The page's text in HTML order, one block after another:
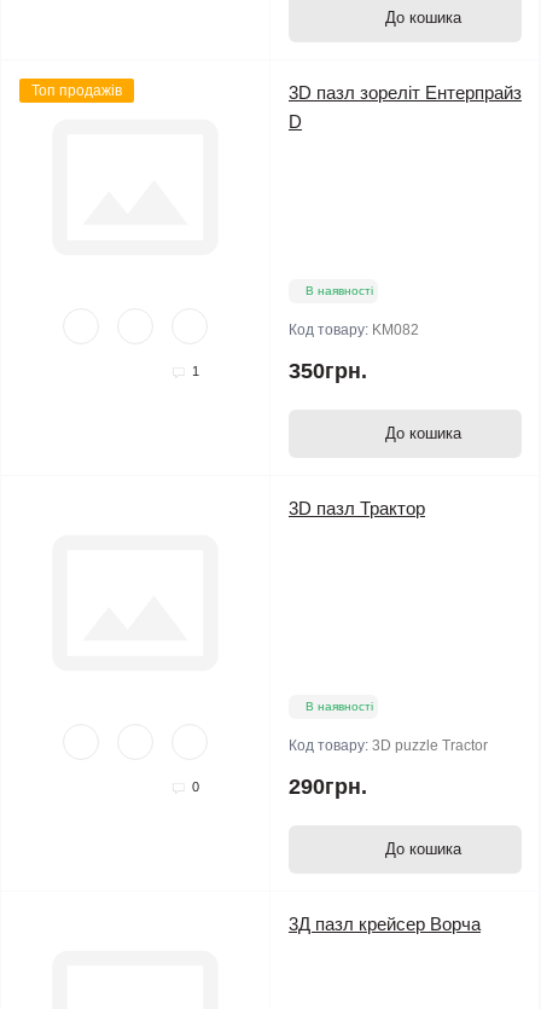
До кошика
Топ продажів
1
3D пазл зореліт Ентерпрайз
D
В наявності
Код товару: KM082
350грн.
До кошика
0
3D пазл Трактор
В наявності
Код товару: 3D puzzle Tractor
290грн.
До кошика
3Д пазл крейсер Ворча